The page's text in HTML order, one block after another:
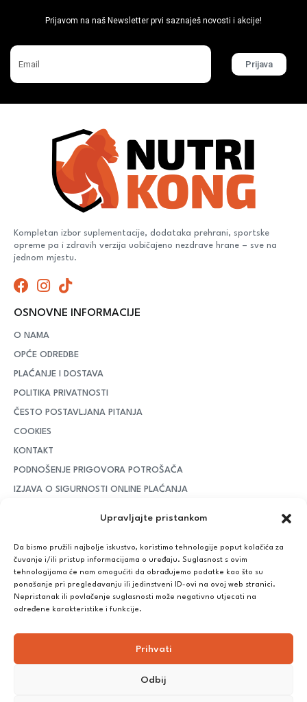
Upravljajte pristankom
Da bismo pružili najbolje iskustvo, koristimo tehnologije poput kolačića za
čuvanje i/ili pristup informacijama o uređaju. Suglasnost s ovim
tehnologijama će nam omogućiti da obrađujemo podatke kao što su
ponašanje pri pregledavanju ili jedinstveni ID-ovi na ovoj web stranici.
Nepristanak ili povlačenje suglasnosti može negativno utjecati na
određene karakteristike i funkcije.
Prihvati
Odbij
Prijavom na naš Newsletter prvi saznaješ novosti i akcije!
Prijava
Kompletan izbor suplementacije, dodataka prehrani, sportske
opreme pa i zdravih verzija uobičajeno nezdrave hrane – sve na
jednom mjestu.
OSNOVNE INFORMACIJE
O NAMA
OPĆE ODREDBE
PLAĆANJE I DOSTAVA
POLITIKA PRIVATNOSTI
ČESTO POSTAVLJANA PITANJA
COOKIES
KONTAKT
PODNOŠENJE PRIGOVORA POTROŠAČA
IZJAVA O SIGURNOSTI ONLINE PLAĆANJA
PLAĆANJE I DOSTAVA
DPD Kurirska služba– iznad potrošenih 55 eura dostava je
besplatna, dok je za manje iznose potrebno izdvojiti 5 eura